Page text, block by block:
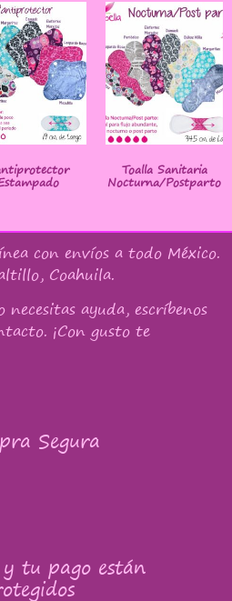
Toalla Sanitaria
Nocturna/Postparto
con envíos a todo México.
Coahuila.
ayuda, escríbenos
¡Con gusto te
Segura
tu pago están